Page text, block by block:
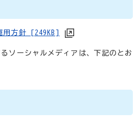
用方針 [249KB]
ソーシャルメディアは、下記のとお